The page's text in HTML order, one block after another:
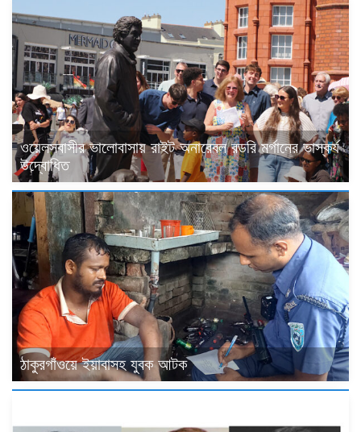
ওয়েলসবাসীর ভালোবাসায় রাইট অনারেবল রডরি মর্গানের ভাস্কর্য
উদ্বোধিত
ঠাকুরগাঁওয়ে ইয়াবাসহ যুবক আটক